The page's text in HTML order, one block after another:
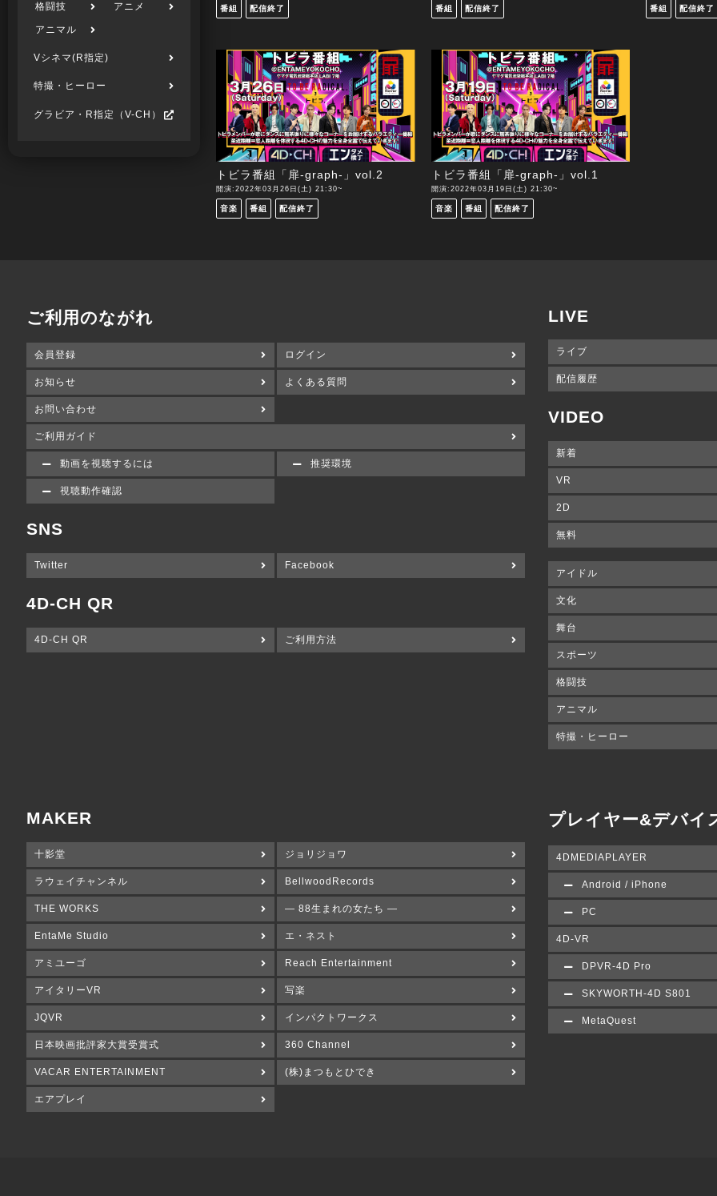
格闘技 アニメ
アニマル
Vシネマ(R指定)
特撮・ヒーロー
グラビア・R指定（V-CH）
番組 配信終了 番組 配信終了 番組 配信終了
トビラ番組「扉-graph-」vol.2
開演:2022年03月26日(土) 21:30~
音楽 番組 配信終了
トビラ番組「扉-graph-」vol.1
開演:2022年03月19日(土) 21:30~
音楽 番組 配信終了
ご利用のながれ
会員登録 ログイン
お知らせ よくある質問
お問い合わせ
ご利用ガイド
動画を視聴するには 推奨環境
視聴動作確認
SNS
Twitter Facebook
4D-CH QR
4D-CH QR ご利用方法
LIVE
ライブ
配信履歴
VIDEO
新着
VR
2D
無料
アイドル
文化
舞台
スポーツ
格闘技
アニマル
特撮・ヒーロー
MAKER
十影堂 ジョリジョワ
ラウェイチャンネル BellwoodRecords
THE WORKS ― 88生まれの女たち ―
EntaMe Studio エ・ネスト
アミユーゴ Reach Entertainment
アイタリーVR 写楽
JQVR インパクトワークス
日本映画批評家大賞受賞式 360 Channel
VACAR ENTERTAINMENT (株)まつもとひでき
エアプレイ
プレイヤー&デバイ
4DMEDIAPLAYER
Android / iPhone
PC
4D-VR
DPVR-4D Pro
SKYWORTH-4D S801
MetaQuest